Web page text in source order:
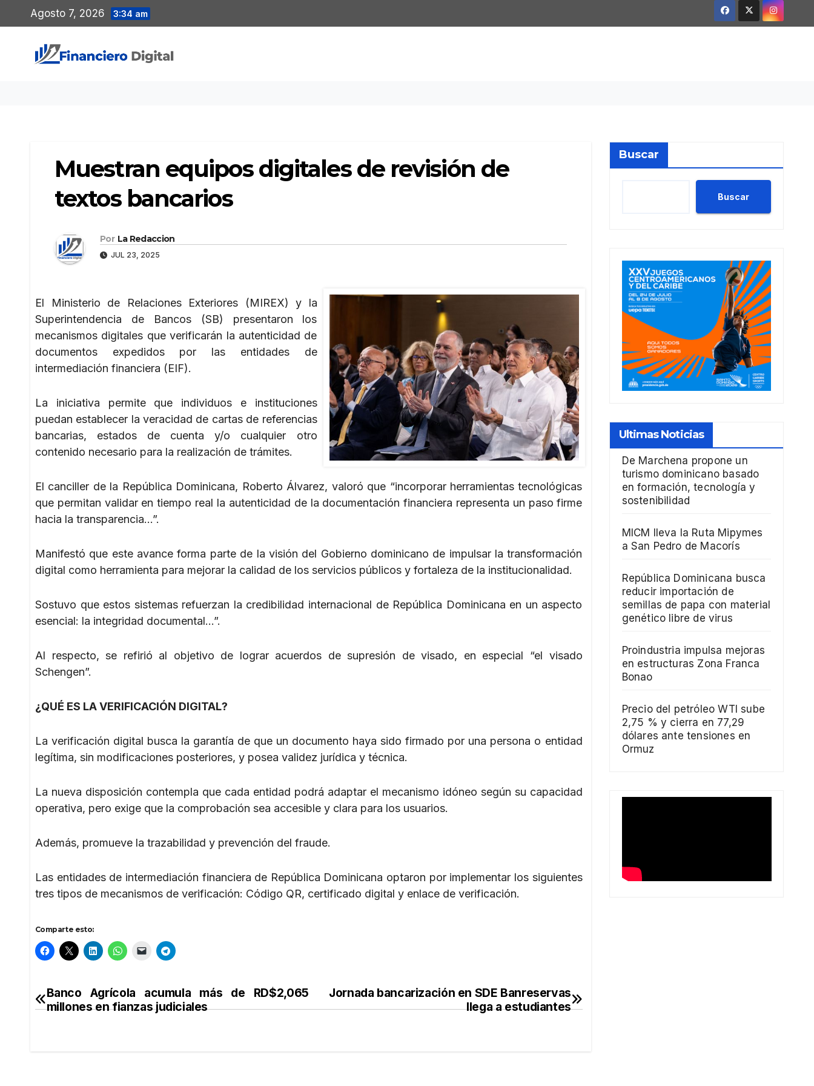
al
contenido
Agosto 7, 2026 3:34 am
Muestran equipos digitales de revisión de
textos bancarios
Por La Redaccion
JUL 23, 2025
El Ministerio de Relaciones Exteriores (MIREX) y la
Superintendencia de Bancos (SB) presentaron los
mecanismos digitales que verificarán la autenticidad de
documentos expedidos por las entidades de
intermediación financiera (EIF).
La iniciativa permite que individuos e instituciones
puedan establecer la veracidad de cartas de referencias
bancarias, estados de cuenta y/o cualquier otro
contenido necesario para la realización de trámites.
El canciller de la República Dominicana, Roberto Álvarez, valoró que “incorporar herramientas tecnológicas
que permitan validar en tiempo real la autenticidad de la documentación financiera representa un paso firme
hacia la transparencia…”.
Manifestó que este avance forma parte de la visión del Gobierno dominicano de impulsar la transformación
digital como herramienta para mejorar la calidad de los servicios públicos y fortaleza de la institucionalidad.
Sostuvo que estos sistemas refuerzan la credibilidad internacional de República Dominicana en un aspecto
esencial: la integridad documental…”.
Al respecto, se refirió al objetivo de lograr acuerdos de supresión de visado, en especial “el visado
Schengen”.
¿QUÉ ES LA VERIFICACIÓN DIGITAL?
La verificación digital busca la garantía de que un documento haya sido firmado por una persona o entidad
legítima, sin modificaciones posteriores, y posea validez jurídica y técnica.
La nueva disposición contempla que cada entidad podrá adaptar el mecanismo idóneo según su capacidad
operativa, pero exige que la comprobación sea accesible y clara para los usuarios.
Además, promueve la trazabilidad y prevención del fraude.
Las entidades de intermediación financiera de República Dominicana optaron por implementar los siguientes
tres tipos de mecanismos de verificación: Código QR, certificado digital y enlace de verificación.
Comparte esto:
Navegación
Jornada bancarización en SDE Banreservas
llega a estudiantes
Banco Agrícola acumula más de RD$2,065
millones en fianzas judiciales
Buscar
Buscar
Ultimas Noticias
De Marchena propone un
turismo dominicano basado
en formación, tecnología y
sostenibilidad
MICM lleva la Ruta Mipymes
a San Pedro de Macorís
República Dominicana busca
reducir importación de
semillas de papa con material
genético libre de virus
Proindustria impulsa mejoras
en estructuras Zona Franca
Bonao
Precio del petróleo WTI sube
2,75 % y cierra en 77,29
dólares ante tensiones en
Ormuz